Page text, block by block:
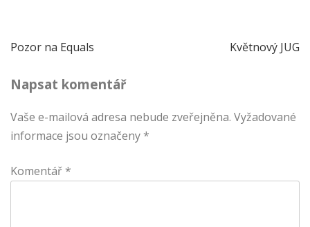
Navigace
pro
příspěvek
Pozor na Equals Květnový JUG
Napsat komentář
Vaše e-mailová adresa nebude zveřejněna. Vyžadované
informace jsou označeny *
Komentář *